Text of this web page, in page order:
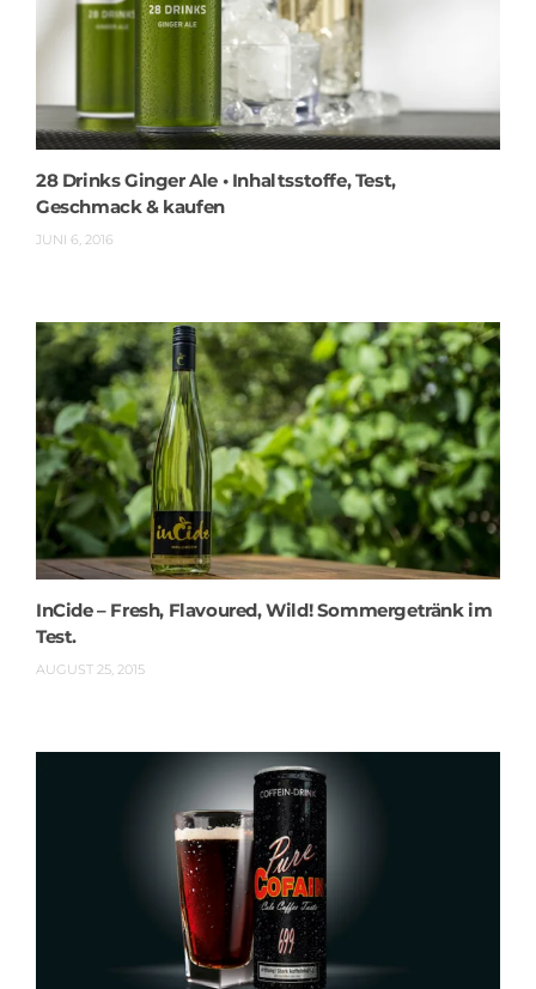
28 Drinks Ginger Ale • Inhaltsstoffe, Test,
Geschmack & kaufen
JUNI 6, 2016
InCide – Fresh, Flavoured, Wild! Sommergetränk im
Test.
AUGUST 25, 2015